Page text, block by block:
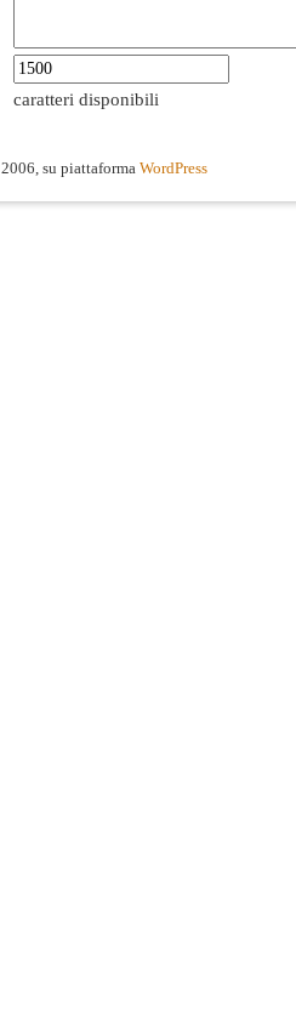
caratteri disponibili
2006, su piattaforma WordPress